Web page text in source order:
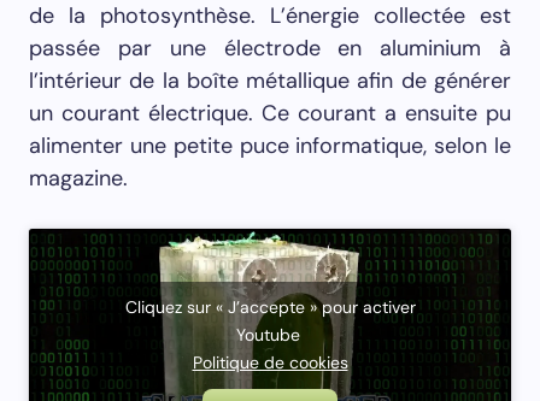
de la photosynthèse. L’énergie collectée est
passée par une électrode en aluminium à
l’intérieur de la boîte métallique afin de générer
un courant électrique. Ce courant a ensuite pu
alimenter une petite puce informatique, selon le
magazine.
Cliquez sur « J’accepte » pour activer
Youtube
Politique de cookies